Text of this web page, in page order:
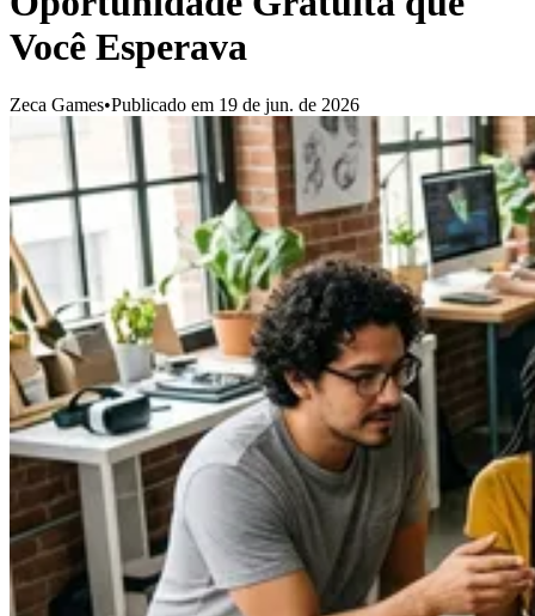
Você Esperava
Zeca Games•Publicado em 19 de jun. de 2026